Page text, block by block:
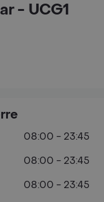
- UCG1
08:00 - 23:45
08:00 - 23:45
08:00 - 23:45